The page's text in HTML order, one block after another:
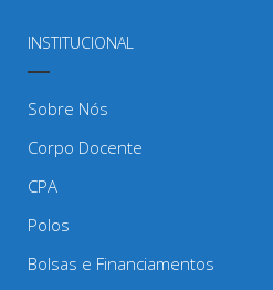
INSTITUCIONAL
Sobre Nós
Corpo Docente
CPA
Polos
Bolsas e Financiamentos